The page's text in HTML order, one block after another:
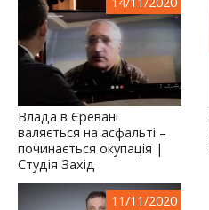
Влада в Єревані
валяється на асфальті –
починається окупація |
Студія Захід
11/11/2020